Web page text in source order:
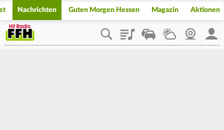
Nachrichten Guten Morgen Hessen Magazin Aktionen
PlaylistStaupilotWetterWebcam